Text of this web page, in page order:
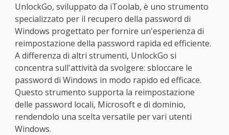
UnlockGo, sviluppato da iToolab, è uno strumento
specializzato per il recupero della password di
Windows progettato per fornire un'esperienza di
reimpostazione della password rapida ed efficiente.
A differenza di altri strumenti, UnlockGo si
concentra sull'attività da svolgere: sbloccare le
password di Windows in modo rapido ed efficace.
Questo strumento supporta la reimpostazione
delle password locali, Microsoft e di dominio,
rendendolo una scelta versatile per vari utenti
Windows.